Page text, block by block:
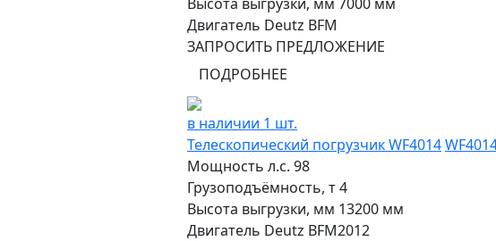
Двигатель Deutz BFM
ЗАПРОСИТЬ ПРЕДЛОЖЕНИЕ
ПОДРОБНЕЕ
в наличии 1 шт.
Телескопический погрузчик WF4014
Мощность л.с. 98
Грузоподъёмность, т4
Высота выгрузки, мм 13200 мм
Двигатель Deutz BFМ2012